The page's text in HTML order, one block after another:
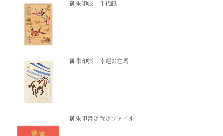
御朱印帳 千代鶴
御朱印帳 幸運の左馬
御朱印書き置きファイル